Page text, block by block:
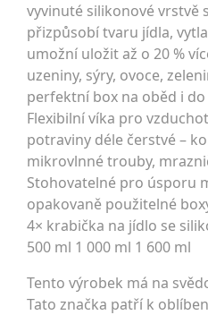
vyvinuté silikonové vrstvě
přizpůsobí tvaru jídla,
umožní uložit až o 20 %
uzeniny, sýry, ovoce,
perfektní box na oběd i do
Flexibilní víka pro
potraviny déle čerstvé –
mikrovlnné trouby,
Stohovatelné pro úsporu
opakovaně použitelné
4× krabička na jídlo se
500 ml 1 000 ml 1 600 ml
Tento výrobek má na
Tato značka patří k